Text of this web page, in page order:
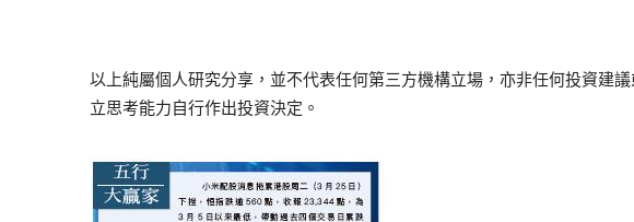
以上純屬個人研究分享，並不代表任何第三方機構立場，亦非任何投資建
立思考能力自行作出投資決定。